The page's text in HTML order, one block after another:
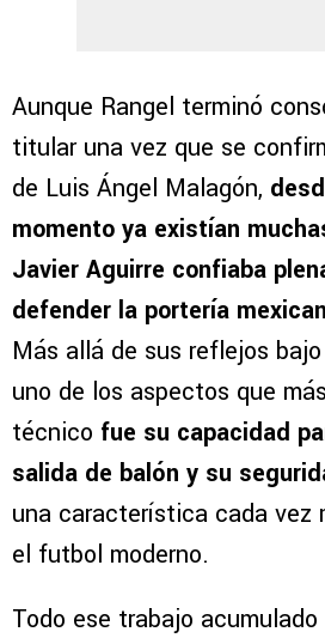
Aunque Rangel terminó
titular una vez que se
de Luis Ángel Malagón,
momento ya existían
Javier Aguirre confiaba
defender la portería
Más allá de sus reflejos
uno de los aspectos que
técnico fue su capacidad
salida de balón y su
una característica cada vez
el futbol moderno.
Todo ese trabajo